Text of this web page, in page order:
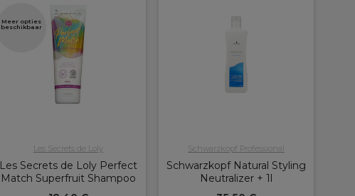
Meer opties
beschikbaar
Les Secrets de Loly
Les Secrets de Loly Perfect
Match Superfruit Shampoo
Schwarzkopf Professional
Schwarzkopf Natural Styling
Neutralizer + 1l